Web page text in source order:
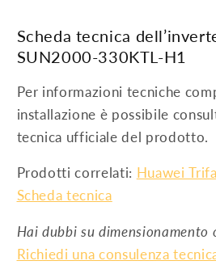
Scheda tecnica
SUN2000-330KTL-H1
Per informazioni tecniche
installazione è possibile
tecnica ufficiale del prodotto.
Prodotti correlati: Huawei
Scheda tecnica
Hai dubbi su
Richiedi una consulenza